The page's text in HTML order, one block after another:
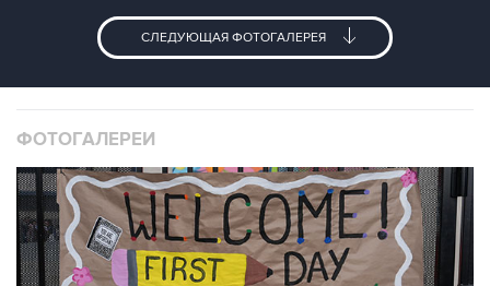
СЛЕДУЮЩАЯ ФОТОГАЛЕРЕЯ
ФОТОГАЛЕРЕИ